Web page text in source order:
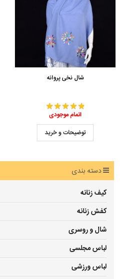
شال نخی پروانه
اتمام موجودی
توضیحات و خرید
دسته بندی
کیف زنانه
کفش زنانه
شال و روسری
لباس مجلسی
لباس ورزشی